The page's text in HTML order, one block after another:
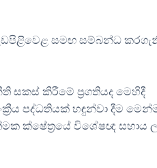
සමඟ සම්බන්ධ
සකස් කිරීමේ ප්‍රගතියද මෙහිදී
පද්ධතියක් හඳුන්වා දීම
ක්ෂේත්‍රයේ විශේෂඥ සහාය